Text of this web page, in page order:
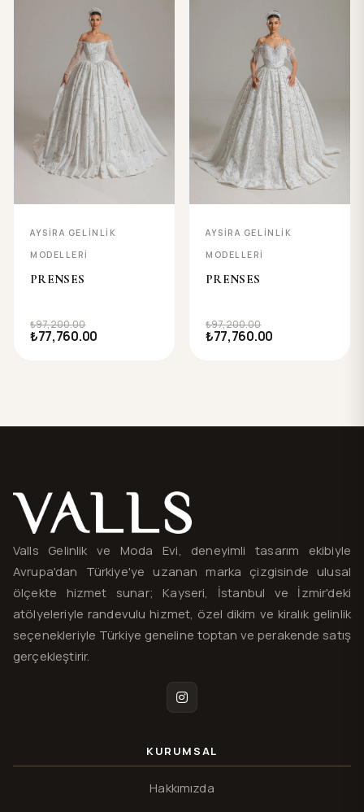
AYSIRA GELINLIK
MODELLERI
PRENSES
₺97,200.00
₺77,760.00
AYSIRA GELINLIK
MODELLERI
PRENSES
₺97,200.00
₺77,760.00
Valls® — site haritası ve iletişim
Valls Gelinlik ve Moda Evi, deneyimli tasarım ekibiyle
Avrupa'dan Türkiye'ye uzanan marka çizgisinde ulusal
ölçekte hizmet sunar; Kayseri, İstanbul ve İzmir'deki
atölyeleriyle randevulu hizmet, özel dikim ve kiralık gelinlik
seçenekleriyle Türkiye geneline toptan ve perakende satış
gerçekleştirir.
Instagram
KURUMSAL
Hakkımızda